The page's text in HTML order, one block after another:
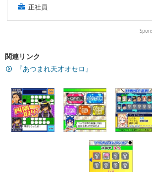
正社員
関連リンク
『あつまれ天才オセロ』